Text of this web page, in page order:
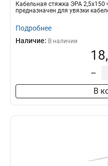
Кабельная стяжка ЭРА
предназначен для увязки
Подробнее
Наличие: В наличии
–
В